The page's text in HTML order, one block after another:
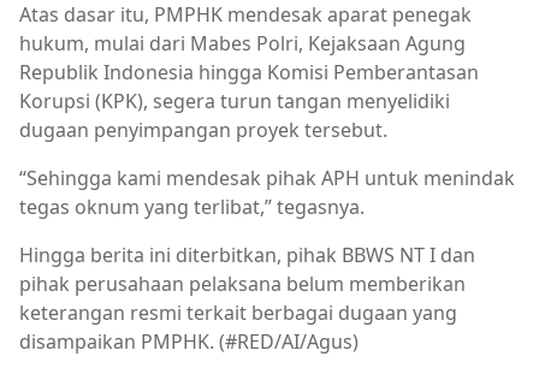
Atas dasar itu, PMPHK mendesak aparat penegak
hukum, mulai dari Mabes Polri, Kejaksaan Agung
Republik Indonesia hingga Komisi Pemberantasan
Korupsi (KPK), segera turun tangan menyelidiki
dugaan penyimpangan proyek tersebut.
“Sehingga kami mendesak pihak APH untuk menindak
tegas oknum yang terlibat,” tegasnya.
Hingga berita ini diterbitkan, pihak BBWS NT I dan
pihak perusahaan pelaksana belum memberikan
keterangan resmi terkait berbagai dugaan yang
disampaikan PMPHK. (#RED/AI/Agus)